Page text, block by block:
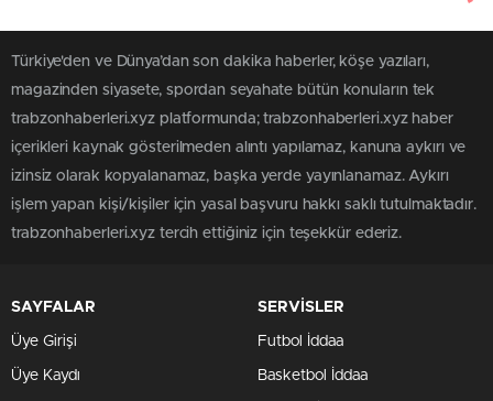
Türkiye'den ve Dünya’dan son dakika haberler, köşe yazıları,
magazinden siyasete, spordan seyahate bütün konuların tek
trabzonhaberleri.xyz platformunda; trabzonhaberleri.xyz haber
içerikleri kaynak gösterilmeden alıntı yapılamaz, kanuna aykırı ve
izinsiz olarak kopyalanamaz, başka yerde yayınlanamaz. Aykırı
işlem yapan kişi/kişiler için yasal başvuru hakkı saklı tutulmaktadır.
trabzonhaberleri.xyz tercih ettiğiniz için teşekkür ederiz.
SAYFALAR
Üye Girişi
Üye Kaydı
SERVİSLER
Futbol İddaa
Basketbol İddaa